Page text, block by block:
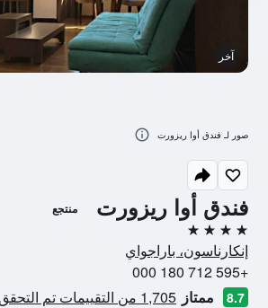
فندق أوا ريزورت منتجع
4 نجوم
إنكارناسون، باراجواي
+595 712 180 000
8.7 ممتاز 1,705 من التقييمات تم التحقق منها
آخر
صور لـ فندق أوا ريزورت